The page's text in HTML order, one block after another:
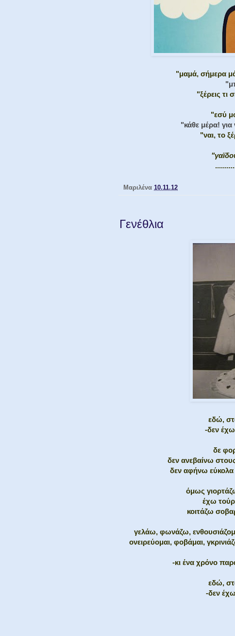
"μαμά, σήμερα
"ξέρεις τι
"εσύ
"κάθε μέρα!
"ναι, το
Μαριλένα 10.11.12
Γενέθλια
εδώ,
-δεν έχω
δε
δεν ανεβαίνω
δεν αφήνω εύκολα
όμως
έχω
κοιτάζω
γελάω, φωνάζω,
ονειρεύομαι, φοβάμαι,
-κι ένα χρόνο
εδώ,
-δεν